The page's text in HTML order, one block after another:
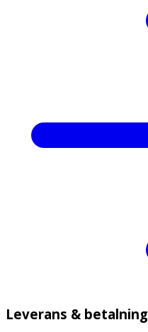
Leverans & betalning